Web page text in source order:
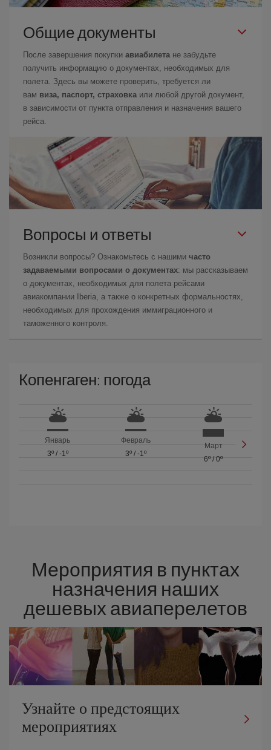
Общие документы
После завершения покупки авиабилета не забудьте
получить информацию о документах, необходимых для
полета. Здесь вы можете проверить, требуется ли
вам виза, паспорт, страховка или любой другой документ,
в зависимости от пункта отправления и назначения вашего
рейса.
Вопросы и ответы
Возникли вопросы? Ознакомьтесь с нашими часто
задаваемыми вопросами о документах: мы рассказываем
о документах, необходимых для полета рейсами
авиакомпании Iberia, а также о конкретных формальностях,
необходимых для прохождения иммиграционного и
таможенного контроля.
Копенгаген: погода
Январь
3º/ -1º
Февраль
3º/ -1º
Март
6º/0º
Мероприятия в пунктах
назначения наших
дешевых авиаперелетов
Узнайте о предстоящих
мероприятиях